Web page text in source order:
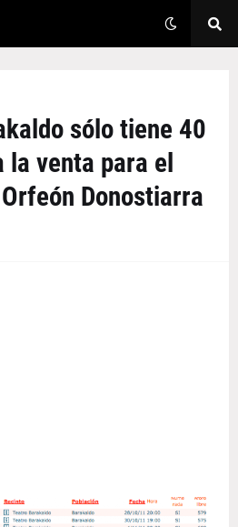
sólo tiene 40
venta para el
Donostiarra